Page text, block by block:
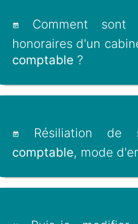
Comment sont
honoraires d'un
comptable ?
Résiliation de
comptable, mode